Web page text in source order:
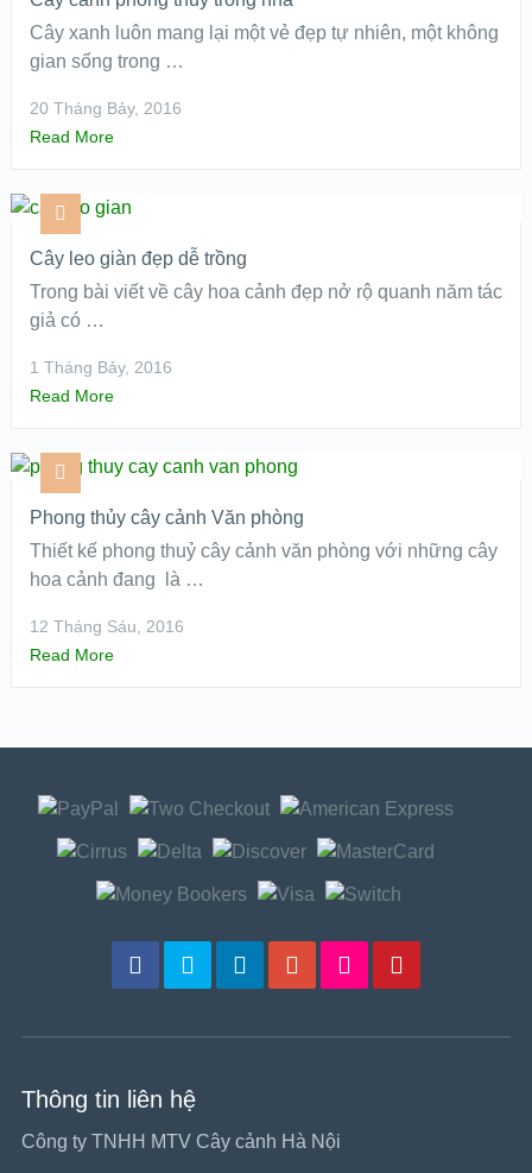
Cây xanh luôn mang lại một vẻ đẹp tự nhiên, một không
gian sống trong …
20 Tháng Bảy, 2016
Read More
Cây leo giàn đẹp dễ trồng
Trong bài viết về cây hoa cảnh đẹp nở rộ quanh năm tác
giả có …
1 Tháng Bảy, 2016
Read More
Phong thủy cây cảnh Văn phòng
Thiết kế phong thuỷ cây cảnh văn phòng với những cây
hoa cảnh đang là …
12 Tháng Sáu, 2016
Read More
Thông tin liên hệ
Công ty TNHH MTV Cây cảnh Hà Nội